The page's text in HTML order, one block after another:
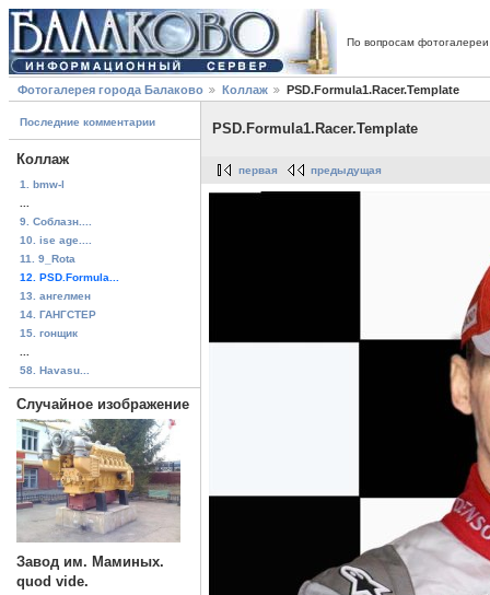
По вопросам
Фотогалерея города Балаково Коллаж PSD.Formula1.Racer.Template
Последние комментарии
Коллаж
1. bmw-l
9. Соблазн....
10. ise age....
11. 9_Rota
12. PSD.Formula...
13. ангелмен
14. ГАНГСТЕР
15. гонщик
58. Havasu...
Случайное изображение
Завод им. Маминых.
quod vide.
PSD.Formula1.Racer.Template
первая предыдущая